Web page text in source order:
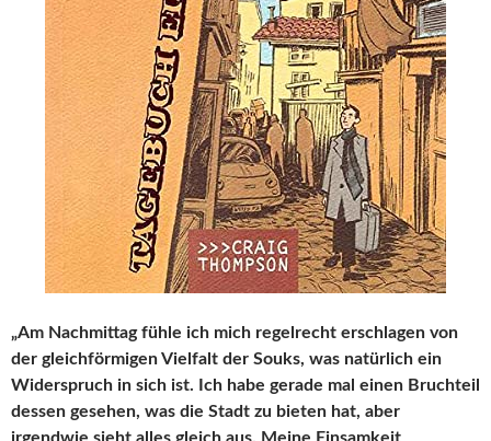
„Am Nachmittag fühle ich mich regelrecht erschlagen von
der gleichförmigen Vielfalt der Souks, was natürlich ein
Widerspruch in sich ist. Ich habe gerade mal einen Bruchteil
dessen gesehen, was die Stadt zu bieten hat, aber